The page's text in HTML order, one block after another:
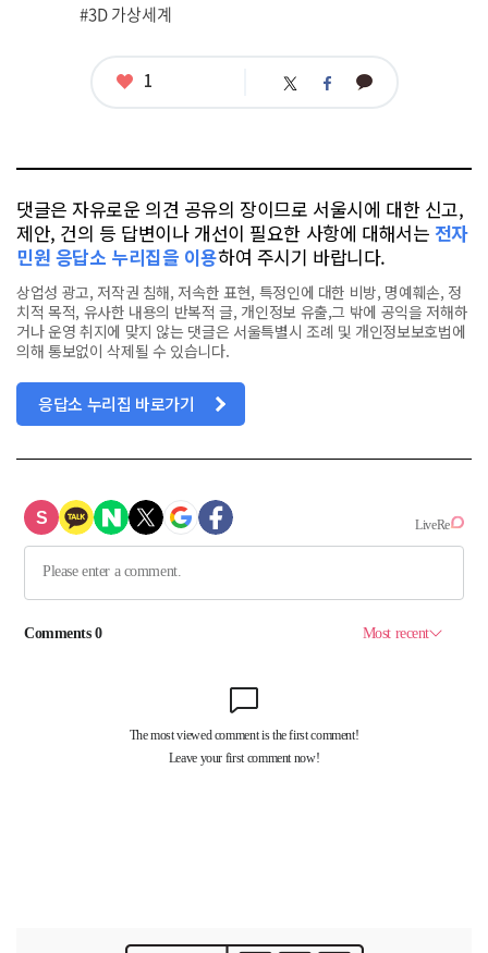
#3D 가상세계
좋
1 트 페 카
댓글은 자유로운 의견 공유의 장이므로 서울시에 대한 신고,
제안, 건의 등 답변이나 개선이 필요한 사항에 대해서는 전자
민원 응답소 누리집을 이용하여 주시기 바랍니다.
상업성 광고, 저작권 침해, 저속한 표현, 특정인에 대한 비방, 명예훼손, 정
치적 목적, 유사한 내용의 반복적 글, 개인정보 유출,그 밖에 공익을 저해하
거나 운영 취지에 맞지 않는 댓글은 서울특별시 조례 및 개인정보보호법에
의해 통보없이 삭제될 수 있습니다.
응답소 누리집 바로가기